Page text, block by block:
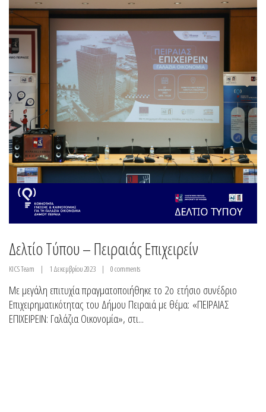
Δελτίο Τύπου – Πειραιάς Επιχειρείν
KICS Team 1 Δεκεμβρίου 2023 0 comments
Με μεγάλη επιτυχία πραγματοποιήθηκε το 2ο ετήσιο συνέδριο
Επιχειρηματικότητας του Δήμου Πειραιά με θέμα: «ΠΕΙΡΑΙΑΣ
ΕΠΙΧΕΙΡΕΙΝ: Γαλάζια Οικονομία», στι...